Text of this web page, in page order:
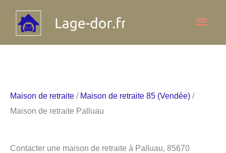
contenu
Maison de retraite / Maison de retraite 85 (Vendée) /
Maison de retraite Palluau
Contacter une maison de retraite à Palluau, 85670